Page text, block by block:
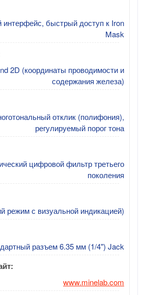
интерфейс, быстрый доступ к Iron
Mask
2D (координаты проводимости и
содержания железа)
отклик (полифония),
регулируемый порог тона
цифровой фильтр третьего
поколения
режим с визуальной индикацией)
разъем 6.35 мм (1/4") Jack
www.minelab.com